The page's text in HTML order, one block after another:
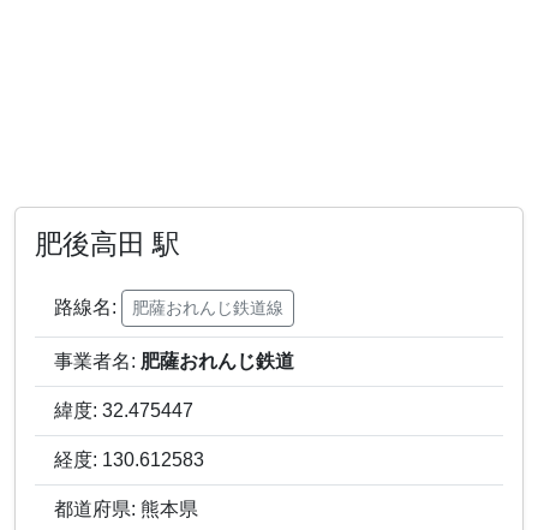
肥後高田 駅
路線名: 肥薩おれんじ鉄道線
事業者名: 肥薩おれんじ鉄道
緯度: 32.475447
経度: 130.612583
都道府県: 熊本県